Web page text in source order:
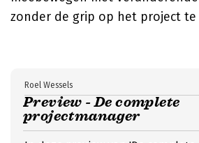
zonder de grip op het project te
Preview - De complete
projectmanager
Roel Wessels